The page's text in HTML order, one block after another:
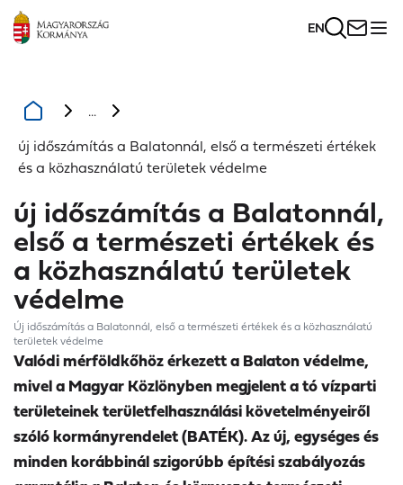
EN
...
új időszámítás a Balatonnál, első a természeti értékek
és a közhasználatú területek védelme
új időszámítás a Balatonnál,
első a természeti értékek és
a közhasználatú területek
védelme
Új időszámítás a Balatonnál, első a természeti értékek és a közhasználatú
területek védelme
Valódi mérföldkőhöz érkezett a Balaton védelme,
mivel a Magyar Közlönyben megjelent a tó vízparti
területeinek területfelhasználási követelményeiről
szóló kormányrendelet (BATÉK). Az új, egységes és
minden korábbinál szigorúbb építési szabályozás